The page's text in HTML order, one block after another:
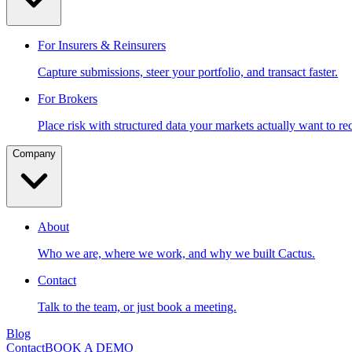
For Insurers & Reinsurers
Capture submissions, steer your portfolio, and transact faster.
For Brokers
Place risk with structured data your markets actually want to
Company
About
Who we are, where we work, and why we built Cactus.
Contact
Talk to the team, or just book a meeting.
Blog
ContactBOOK A DEMO